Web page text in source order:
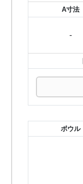
A寸法
-
ボウル